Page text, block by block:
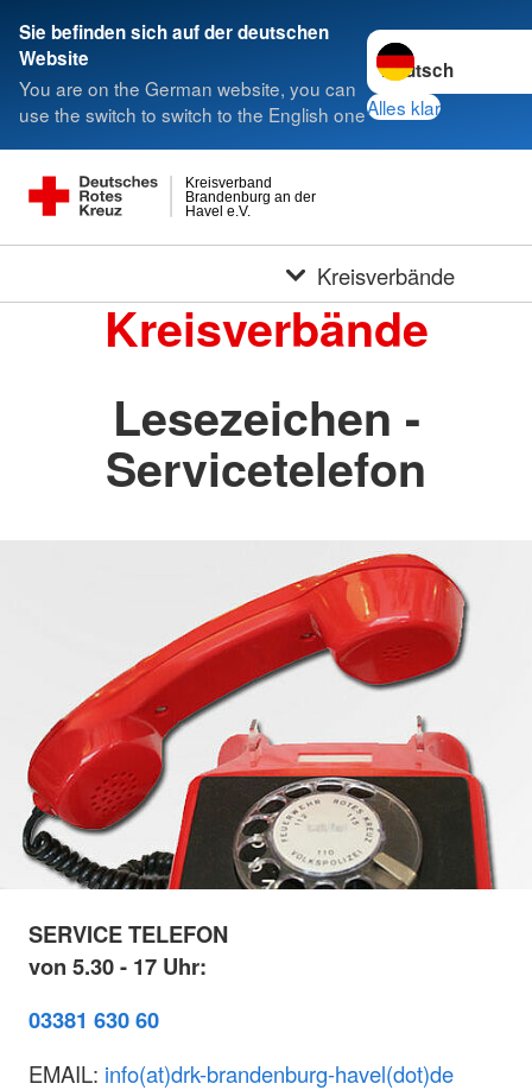
Sie befinden sich auf der deutschen
Website
You are on the German website, you can
use the switch to switch to the English one
Sprache wechseln
Alles klar
Havel e.V.
Brandenburg an der
Kreisverband
Kreisverbände
Kreisverbände
Lesezeichen -
Servicetelefon
SERVICE TELEFON
von 5.30 - 17 Uhr:
03381 630 60
EMAIL: info(at)drk-brandenburg-havel(dot)de